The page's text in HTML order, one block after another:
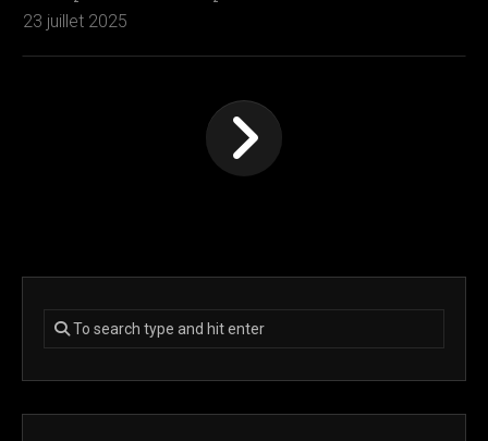
23 juillet 2025